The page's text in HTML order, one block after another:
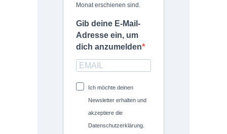
Monat erschienen sind.
Gib deine E-Mail-
Adresse ein, um
dich anzumelden
Ich möchte deinen
Newsletter erhalten und
akzeptiere die
Datenschutzerklärung.